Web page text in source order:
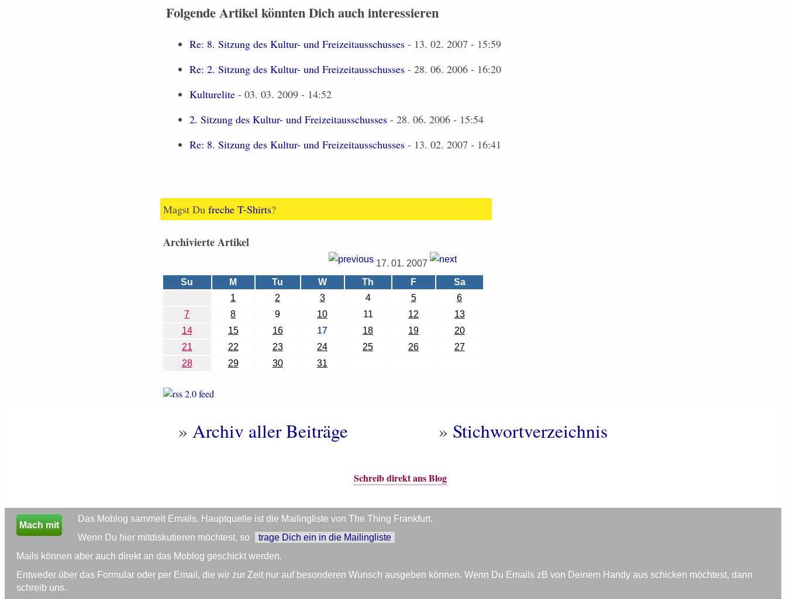
Folgende Artikel könnten Dich auch interessieren
Re: 8. Sitzung des Kultur- und Freizeitausschusses- 13. 02. 2007 - 15:59
Re: 2. Sitzung des Kultur- und Freizeitausschusses- 28. 06. 2006 - 16:20
Kulturelite- 03. 03. 2009 - 14:52
2. Sitzung des Kultur- und Freizeitausschusses- 28. 06. 2006 - 15:54
Re: 8. Sitzung des Kultur- und Freizeitausschusses- 13. 02. 2007 - 16:41
Magst Du freche T-Shirts?
Archivierte Artikel
17. 01. 2007
Su
M Tu W Th F
Sa
1
2 3 4 5
6
7
8 9 10 11 12
13
14
15 16 17 18 19
20
21
22 23 24 25 26
27
28
29 30 31
» Archiv aller Beiträge » Stichwortverzeichnis
Schreib direkt ans Blog
Mach mit
Das Moblog sammelt Emails. Hauptquelle ist die Mailingliste von The Thing Frankfurt.
Wenn Du hier mitdiskutieren möchtest, so
trage Dich ein in die Mailingliste
Mails können aber auch direkt an das Moblog geschickt werden.
Entweder über das Formular oder per Email, die wir zur Zeit nur auf besonderen Wunsch ausgeben können. Wenn Du Emails zB von Deinem Handy aus schicken möchtest, dann
schreib uns.